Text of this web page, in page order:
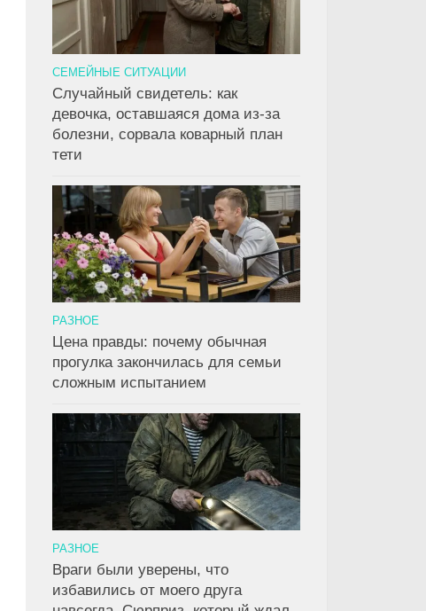
СЕМЕЙНЫЕ СИТУАЦИИ
Случайный свидетель: как
девочка, оставшаяся дома из-за
болезни, сорвала коварный план
тети
РАЗНОЕ
Цена правды: почему обычная
прогулка закончилась для семьи
сложным испытанием
РАЗНОЕ
Враги были уверены, что
избавились от моего друга